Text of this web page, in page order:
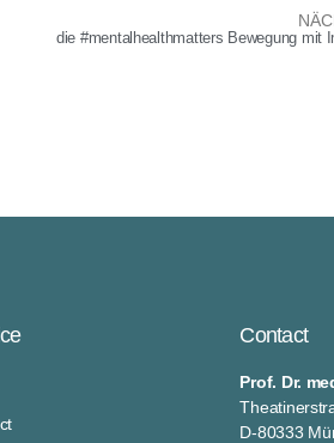
die #mentalhealthmatters Bewegung mit
Contact
Prof. Dr.
D-80333